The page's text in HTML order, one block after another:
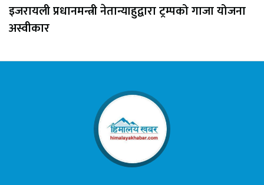
इजरायली प्रधानमन्त्री नेतान्याहुद्वारा ट्रम्पको गाजा योजना
अस्वीकार